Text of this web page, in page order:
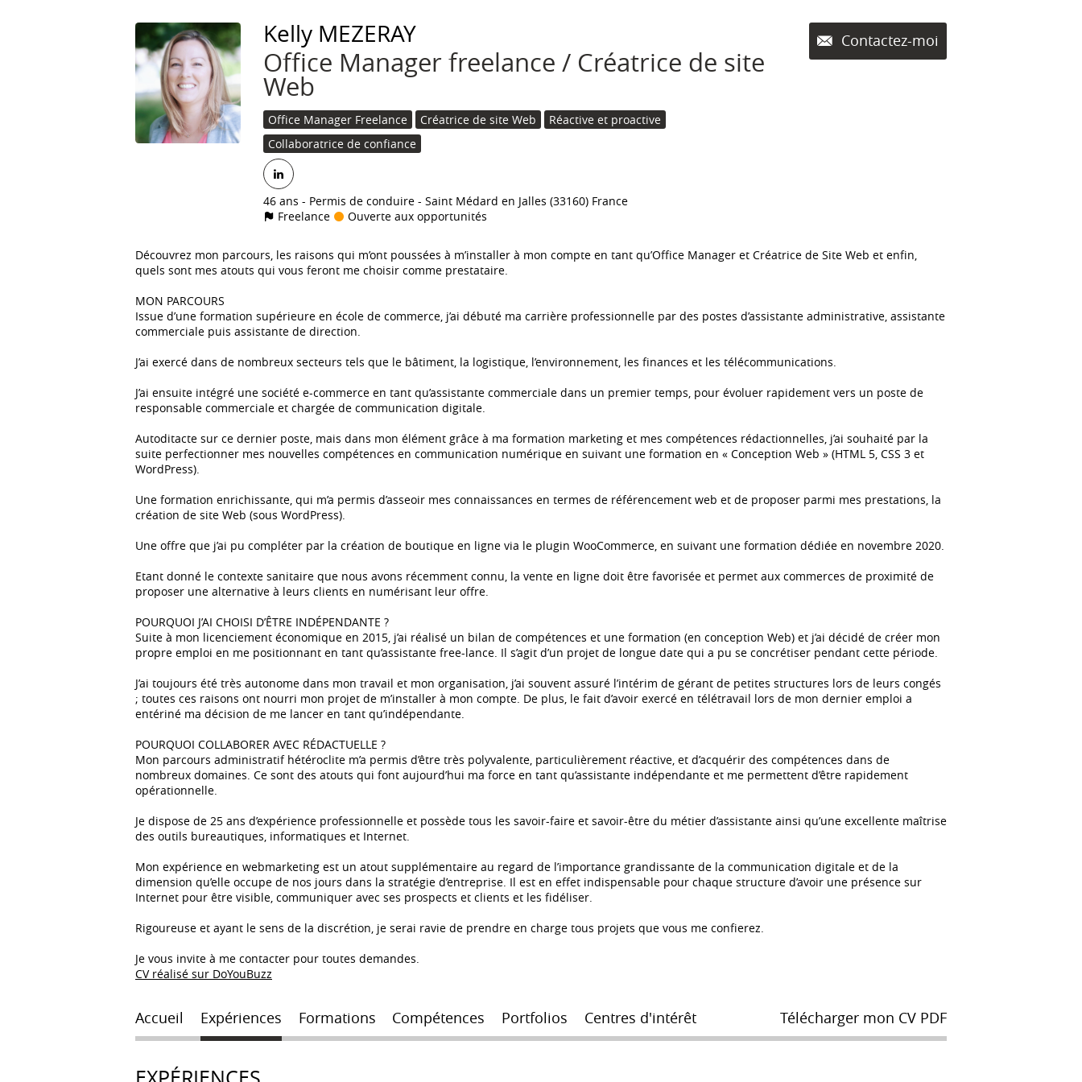
Kelly MEZERAY
Office Manager freelance / Créatrice de site
Web
Office Manager Freelance Créatrice de site Web
Réactive et proactive
Collaboratrice de confiance
46 ans Permis de conduire Saint Médard en Jalles (33160) France
Freelance
Ouverte aux opportunités
Contactez-moi
Découvrez mon parcours, les raisons qui m’ont poussées à m’installer à mon compte en tant qu’Office Manager et Créatrice de Site Web et enfin,
quels sont mes atouts qui vous feront me choisir comme prestataire.
MON PARCOURS
Issue d’une formation supérieure en école de commerce, j’ai débuté ma carrière professionnelle par des postes d’assistante administrative, assistante
commerciale puis assistante de direction.
J’ai exercé dans de nombreux secteurs tels que le bâtiment, la logistique, l’environnement, les finances et les télécommunications.
J’ai ensuite intégré une société e-commerce en tant qu’assistante commerciale dans un premier temps, pour évoluer rapidement vers un poste de
responsable commerciale et chargée de communication digitale.
Autoditacte sur ce dernier poste, mais dans mon élément grâce à ma formation marketing et mes compétences rédactionnelles, j’ai souhaité par la
suite perfectionner mes nouvelles compétences en communication numérique en suivant une formation en « Conception Web » (HTML 5, CSS 3 et
WordPress).
Une formation enrichissante, qui m’a permis d’asseoir mes connaissances en termes de référencement web et de proposer parmi mes prestations, la
création de site Web (sous WordPress).
Une offre que j’ai pu compléter par la création de boutique en ligne via le plugin WooCommerce, en suivant une formation dédiée en novembre 2020.
Etant donné le contexte sanitaire que nous avons récemment connu, la vente en ligne doit être favorisée et permet aux commerces de proximité de
proposer une alternative à leurs clients en numérisant leur offre.
POURQUOI J’AI CHOISI D’ÊTRE INDÉPENDANTE ?
Suite à mon licenciement économique en 2015, j’ai réalisé un bilan de compétences et une formation (en conception Web) et j’ai décidé de créer mon
propre emploi en me positionnant en tant qu’assistante free-lance. Il s’agit d’un projet de longue date qui a pu se concrétiser pendant cette période.
J’ai toujours été très autonome dans mon travail et mon organisation, j’ai souvent assuré l’intérim de gérant de petites structures lors de leurs congés
; toutes ces raisons ont nourri mon projet de m’installer à mon compte. De plus, le fait d’avoir exercé en télétravail lors de mon dernier emploi a
entériné ma décision de me lancer en tant qu’indépendante.
POURQUOI COLLABORER AVEC RÉDACTUELLE ?
Mon parcours administratif hétéroclite m’a permis d’être très polyvalente, particulièrement réactive, et d’acquérir des compétences dans de
nombreux domaines. Ce sont des atouts qui font aujourd’hui ma force en tant qu’assistante indépendante et me permettent d’être rapidement
opérationnelle.
Je dispose de 25 ans d’expérience professionnelle et possède tous les savoir-faire et savoir-être du métier d’assistante ainsi qu’une excellente maîtrise
des outils bureautiques, informatiques et Internet.
Mon expérience en webmarketing est un atout supplémentaire au regard de l’importance grandissante de la communication digitale et de la
dimension qu’elle occupe de nos jours dans la stratégie d’entreprise. Il est en effet indispensable pour chaque structure d’avoir une présence sur
Internet pour être visible, communiquer avec ses prospects et clients et les fidéliser.
Rigoureuse et ayant le sens de la discrétion, je serai ravie de prendre en charge tous projets que vous me confierez.
Je vous invite à me contacter pour toutes demandes.
CV réalisé sur DoYouBuzz
Accueil Expériences Formations Compétences Portfolios Centres d'intérêt Télécharger mon CV PDF